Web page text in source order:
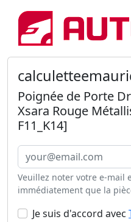
Poignée de Porte
Xsara Rouge
F11_K14]
Veuillez noter votre e-mail
immédiatement que la
Je suis d'accord avec